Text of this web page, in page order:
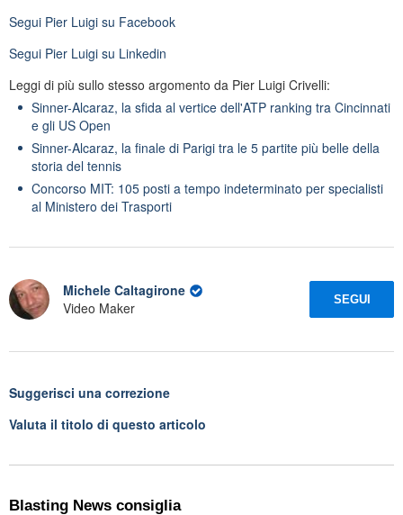
Segui Pier Luigi su Facebook
Segui Pier Luigi su Linkedin
Leggi di più sullo stesso argomento da Pier Luigi Crivelli:
Sinner-Alcaraz, la sfida al vertice dell'ATP ranking tra Cincinnati
e gli US Open
Sinner-Alcaraz, la finale di Parigi tra le 5 partite più belle della
storia del tennis
Concorso MIT: 105 posti a tempo indeterminato per specialisti
al Ministero dei Trasporti
Michele Caltagirone
Video Maker
SEGUI
Suggerisci una correzione
Valuta il titolo di questo articolo
Blasting News consiglia